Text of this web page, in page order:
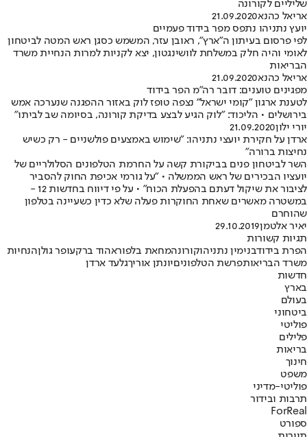
שליליים לקורונה
אריאל כהנא21.09.2020
יועץ נתניהו נתפס מפר בידוד פעמיים
לפי פרסום בעיתון ה"ארץ", ראובן עזר, המשמש כסגן ראש המטה לביטחון
לאומי והיה חלק במשלחת לוושינגטון, יצא לקניות למרות הנחיית משרד
הבריאות
אריאל כהנא21.09.2020
מפגינים טוענים: דובר רה"מ הפר בידוד
לטענת ארגון "קומי ישראל" נצפה טופז לוק באזור ההפגנה שנערכה אמש
בירושלים • הליכוד: "לוק הגיע לבצע בדיקת קורונה, בסיומה שב לביתו"
יורי ילון21.09.2020
ארדן על חקירת יועצי נתניהו: "שימוש באמצעים פולשניים - רק כשיש
נחיצות ברורה"
השר לביטחון פנים בביקורת קשה על החרמת הטלפונים הסלולריים של
יועציו הבכירים של ראש הממשלה • "על גורמי אכיפת החוק להסביר
לציבור את שיקול דעתם בהפעלת הכוח" • על פי דיווח בחדשות 12 -
במשטרה מאשרים שאחת החוקרות פעלה שלא כדין כשעיינה בטלפון
שהוחרם
יאיר אלטמן29.10.2019
תגיות קשורות
הפרת בידודבנימין נתניהוקורונהמחאת בלפוראהוד ברקעופר גולןהנחיות
משרד הבריאותפרשת הטלפוניםיונתן אוריךגלעד ארדן
חדשות
בארץ
בעולם
ביטחוני
פוליטי
פלילים
בריאות
חינוך
משפט
פוליטי-מדיני
תרבות ובידור
ForReal
ספורט